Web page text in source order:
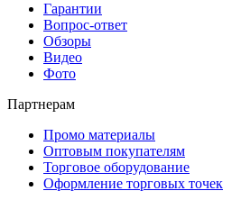
Гарантии
Вопрос-ответ
Обзоры
Видео
Фото
Партнерам
Промо материалы
Оптовым покупателям
Торговое оборудование
Оформление торговых точек